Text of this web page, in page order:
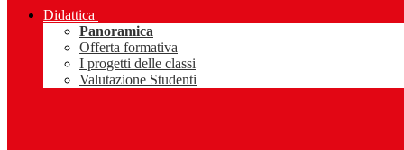
Didattica
Panoramica
Offerta formativa
I progetti delle classi
Valutazione Studenti